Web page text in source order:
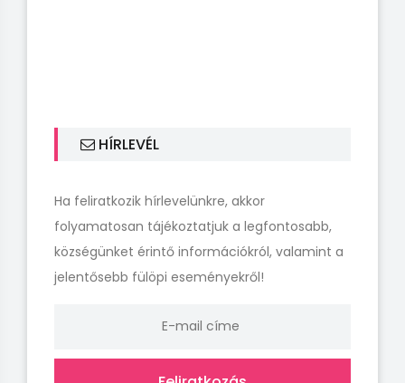
HÍRLEVÉL
Ha feliratkozik hírlevelünkre, akkor
folyamatosan tájékoztatjuk a legfontosabb,
községünket érintő információkról, valamint a
jelentősebb fülöpi eseményekről!